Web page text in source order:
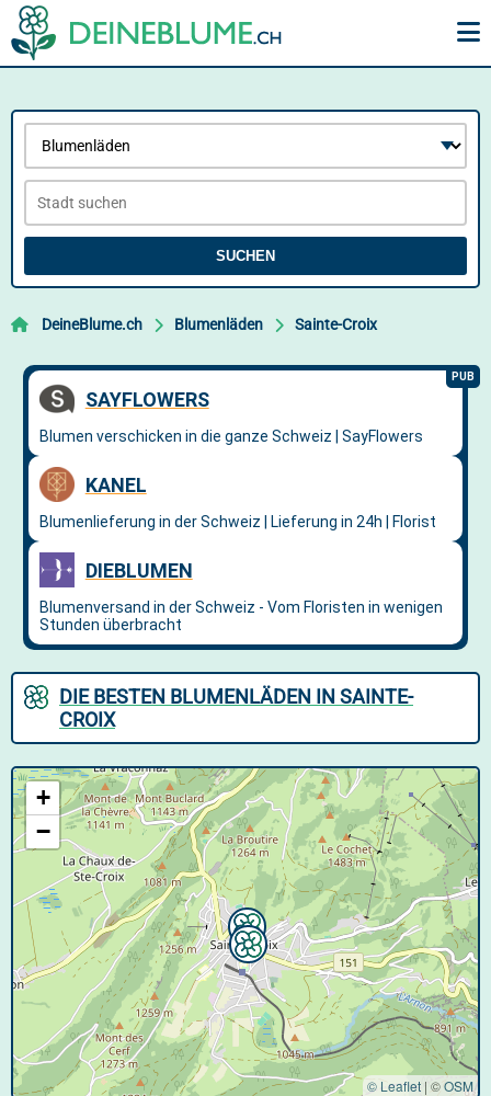
SUCHEN
DeineBlume.ch Blumenläden Sainte-Croix
DIE BESTEN BLUMENLÄDEN IN SAINTE-
CROIX
+
−
© Leaflet | ©OSM